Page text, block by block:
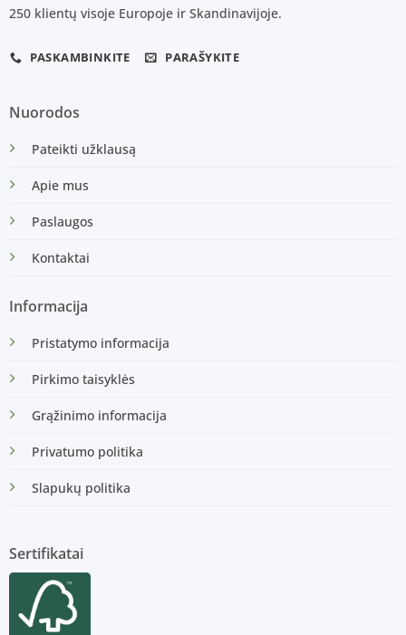
250 klientų visoje Europoje ir Skandinavijoje.
PASKAMBINKITE PARAŠYKITE
Nuorodos
Pateikti užklausą
Apie mus
Paslaugos
Kontaktai
Informacija
Pristatymo informacija
Pirkimo taisyklės
Grąžinimo informacija
Privatumo politika
Slapukų politika
Sertifikatai